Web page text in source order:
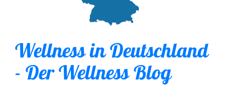
Wellness in Deutschland
- Der Wellness Blog